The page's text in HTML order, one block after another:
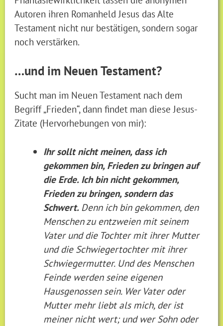
Autoren ihren Romanheld Jesus das Alte
Testament nicht nur bestätigen, sondern sogar
noch verstärken.
…und im Neuen Testament?
Sucht man im Neuen Testament nach dem
Begriff „Frieden“, dann findet man diese Jesus-
Zitate (Hervorhebungen von mir):
Ihr sollt nicht meinen, dass ich
gekommen bin, Frieden zu bringen auf
die Erde. Ich bin nicht gekommen,
Frieden zu bringen, sondern das
Schwert. Denn ich bin gekommen, den
Menschen zu entzweien mit seinem
Vater und die Tochter mit ihrer Mutter
und die Schwiegertochter mit ihrer
Schwiegermutter. Und des Menschen
Feinde werden seine eigenen
Hausgenossen sein. Wer Vater oder
Mutter mehr liebt als mich, der ist
meiner nicht wert; und wer Sohn oder